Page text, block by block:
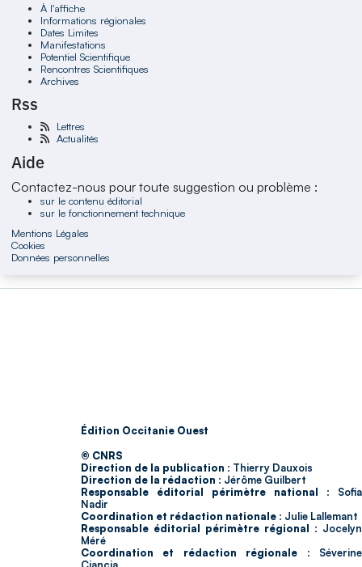
À l'affiche
Informations régionales
Dates Limites
Manifestations
Potentiel Scientifique
Rencontres Scientifiques
Archives
Rss
Lettres
Actualités
Aide
Contactez-nous pour toute suggestion ou problème :
sur le contenu éditorial
sur le fonctionnement technique
Mentions Légales
Cookies
Données personnelles
Édition Occitanie Ouest
© CNRS
Direction de la publication : Thierry Dauxois
Direction de la rédaction : Jérôme Guilbert
Responsable éditorial périmètre national : Sofia
Nadir
Coordination et rédaction nationale : Julie Lallemant
Responsable éditorial périmètre régional : Jocelyn
Méré
Coordination et rédaction régionale : Séverine